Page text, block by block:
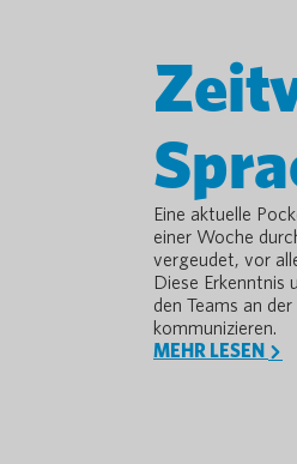
Eine aktuelle
einer Woche
vergeudet, vor
Diese Erkenntnis
den Teams an
kommunizieren.
MEHR LESEN